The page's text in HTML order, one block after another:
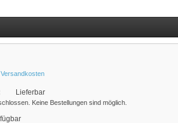
Lieferbar
Keine Bestellungen sind möglich.